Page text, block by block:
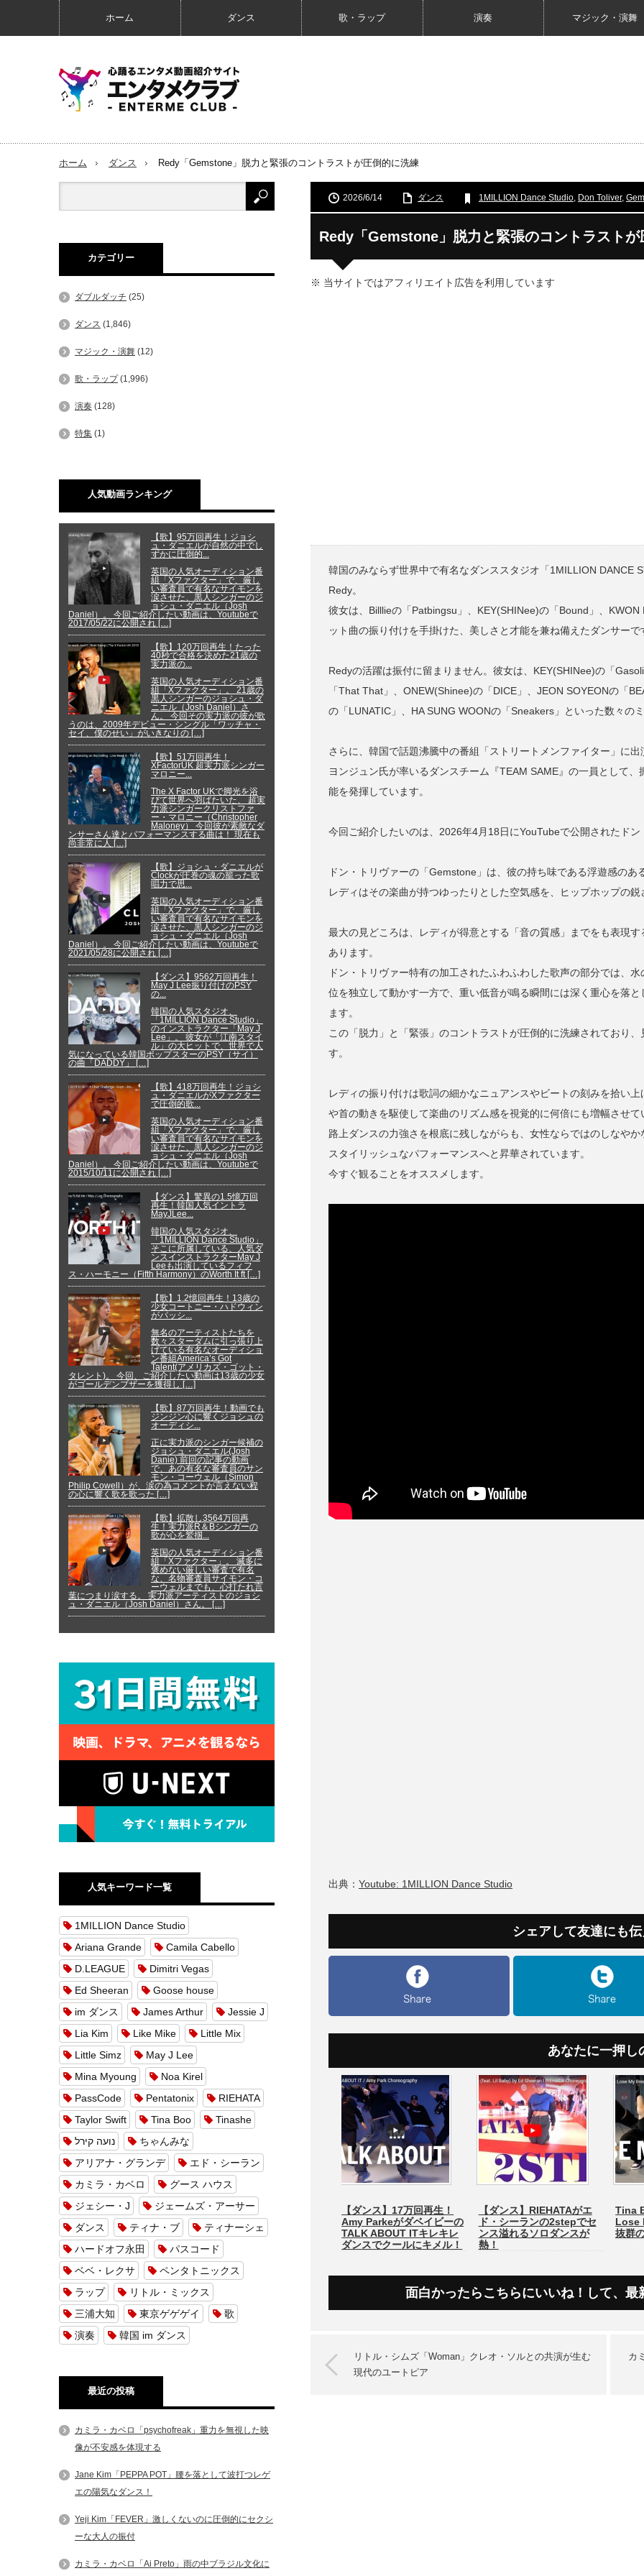
ホーム ダンス 歌・ラップ 演奏 マジック・演舞
ホーム ダンス Redy「Gemstone」脱力と緊張のコントラストが圧倒的に洗練
2026/6/14 ダンス 1MILLION Dance Studio, Don Toliver,
Redy「Gemstone」脱力と緊張のコントラストが
※ 当サイトではアフィリエイト広告を利用しています
韓国のみならず世界中で有名なダンススタジオ「1MILLION DANCE
Redy。
彼女は、Billlieの「Patbingsu」、KEY(SHINee)の「Bound」、
ット曲の振り付けを手掛けた、美しさと才能を兼ね備えたダンサーで
Redyの活躍は振付に留まりません。彼女は、KEY(SHINee)の「
「That That」、ONEW(Shinee)の「DICE」、JEON SOYEONの「
の「LUNATIC」、HA SUNG WOONの「Sneakers」といった数々の
さらに、韓国で話題沸騰中の番組「ストリートメンファイター」に
ヨンジュン氏が率いるダンスチーム『TEAM SAME』の一員として
能を発揮しています。
今回ご紹介したいのは、2026年4月18日にYouTubeで公開されたド
ドン・トリヴァーの「Gemstone」は、彼の持ち味である浮遊感のあ
レディはその楽曲が持つゆったりとした空気感を、ヒップホップの鋭
最大の見どころは、レディが得意とする「音の質感」までをも表現
あります。
ドン・トリヴァー特有の加工されたふわふわした歌声の部分では、
位を独立して動かす一方で、重い低音が鳴る瞬間には深く重心を落
ます。
この「脱力」と「緊張」のコントラストが圧倒的に洗練されており
す。
レディの振り付けは歌詞の細かなニュアンスやビートの刻みを拾い
や首の動きを駆使して楽曲のリズム感を視覚的に何倍にも増幅させて
路上ダンスの力強さを根底に残しながらも、女性ならではのしなや
スタイリッシュなパフォーマンスへと昇華されています。
今すぐ観ることをオススメします。
出典： Youtube: 1MILLION Dance Studio
シェアして友達にも
あなたに一押し
【ダンス】17万回再生！
Amy Parkeがダベイビーの
TALK ABOUT ITキレキレ
ダンスでクールにキメル！
【ダンス】RIEHATAがエ
ド・シーランの2stepでセ
ンス溢れるソロダンスが
熱！
Tina
Lose
抜群
面白かったらこちらにいいね！して、最
リトル・シムズ「Woman」クレオ・ソルとの共演が生む
現代のユートピア
カ
カテゴリー
ダブルダッチ (25)
ダンス (1,846)
マジック・演舞 (12)
歌・ラップ(1,996)
演奏 (128)
特集 (1)
人気動画ランキング
【歌】95万回再生！ジョシ
ュ・ダニエルが自然の中でし
ずかに圧倒的...
英国の人気オーディション番
組「Xファクター」で、厳し
い審査員で有名なサイモンを
涙させた、黒人シンガーのジ
ョシュ・ダニエル（Josh
Daniel）。 今回ご紹介したい動画は、Youtubeで
2017/05/22に公開され […]
【歌】120万回再生！たった
40秒で合格を決めた21歳の
実力派の...
英国の人気オーディション番
組「Xファクター」。 21歳の
黒人シンガーのジョシュ・ダ
ニエル（Josh Daniel）さ
ん。 今回その実力派の彼が歌
うのは、2009年デビュー・シングル「ワッチャ・
セイ、僕のせい」がいきなりの […]
【歌】51万回再生！
XFactorUK 超実力派シンガー
マロニー...
The X Factor UKで脚光を浴
びて世界へ羽ばたいた、 超実
力派シンガークリストファ
ー・マロニー（Christopher
Maloney） 今回彼が素敵なダ
ンサーさん達とパフォーマンスする曲は！ 現在も
尚非常に人 […]
【歌】ジョシュ・ダニエルが
Clockが圧巻の魂の籠った歌
唱力で思...
英国の人気オーディション番
組「Xファクター」で、厳し
い審査員で有名なサイモンを
涙させた、黒人シンガーのジ
ョシュ・ダニエル（Josh
Daniel）。 今回ご紹介したい動画は、Youtubeで
2021/05/28に公開され […]
【ダンス】9562万回再生！
May J Lee振り付けのPSY
の...
韓国の人気スタジオ、
「1MILLION Dance Studio」
のインストラクター「May J
Lee」。 彼女が「江南スタイ
ル」の大ヒットで、世界で人
気になっている韓国ポップスターのPSY（サイ）
の曲「DADDY」 […]
【歌】418万回再生！ジョシ
ュ・ダニエルがXファクター
で圧倒的歌...
英国の人気オーディション番
組「Xファクター」で、厳し
い審査員で有名なサイモンを
涙させた、黒人シンガーのジ
ョシュ・ダニエル（Josh
Daniel）。 今回ご紹介したい動画は、Youtubeで
2015/10/11に公開され […]
【ダンス】驚異の1.5憶万回
再生！韓国人気イントラ
MayJLee...
韓国の人気スタジオ、
「1MILLION Dance Studio」
そこに所属している、人気ダ
ンスインストラクターMay J
Leeも出演しているフィフ
ス・ハーモニー（Fifth Harmony）のWorth It ft […]
【歌】1.2憶回再生！13歳の
少女コートニー・ハドウィン
がパッシ...
無名のアーティストたちを
数々スターダムに引っ張り上
げている有名なオーディショ
ン番組America’s Got
Talent(アメリカズ・ゴット・
タレント)。 今回、ご紹介したい動画は13歳の少女
がゴールデンブザーを獲得し […]
【歌】87万回再生！動画でも
ジンジン心に響くジョシュの
オーディシ...
正に実力派のシンガー候補の
ジョシュ・ダニエル(Josh
Danie) 前回の記事の動画
で、あの有名な審査員のサン
モン・コーウェル（Simon
Philip Cowell）が、涙の為コメントが言えない程
の心に響く歌を歌った […]
【歌】拡散し3564万回再
生！実力派R＆Bシンガーの
歌が心を鷲掴...
英国の人気オーディション番
組「Xファクター」。 滅多に
褒めない厳しい審査で有名
な、名物審査員サイモン・コ
ーウェルまでも、心打たれ言
葉につまり涙する。 実力派アーティストのジョシ
ュ・ダニエル（Josh Daniel）さん。 […]
人気キーワード一覧
1MILLION Dance Studio
Ariana Grande
Camila Cabello
D.LEAGUE
Dimitri Vegas
Ed Sheeran
Goose house
im ダンス
James Arthur
Jessie J
Lia Kim
Like Mike
Little Mix
Little Simz
May J Lee
Mina Myoung
Noa Kirel
PassCode
Pentatonix
RIEHATA
Taylor Swift
Tina Boo
Tinashe
נועה קירל
ちゃんみな
アリアナ・グランデ
エド・シーラン
カミラ・カベロ
グース ハウス
ジェシー・J
ジェームズ・アーサー
ダンス
ティナ・ブ
ティナーシェ
ハードオフ永田
パスコード
ベベ・レクサ
ペンタトニックス
ラップ
リトル・ミックス
三浦大知
東京ゲゲゲイ
歌
演奏
韓国 im ダンス
最近の投稿
カミラ・カベロ「psychofreak」重力を無視した映
像が不安感を体現する
Jane Kim「PEPPA POT」腰を落として波打つレゲ
エの陽気なダンス！
Yeji Kim「FEVER」激しくないのに圧倒的にセクシ
ーな大人の振付
カミラ・カベロ「Ai Preto」雨の中ブラジル文化に